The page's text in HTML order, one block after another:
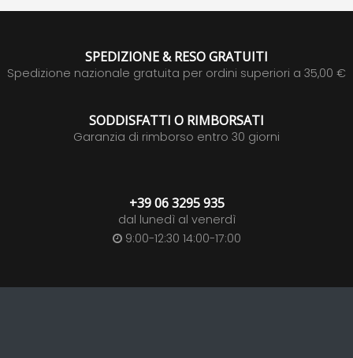
SPEDIZIONE & RESO GRATUITI
Spedizione nazionale gratuita per ordini superiori a 35,00 €
SODDISFATTI O RIMBORSATI
Garanzia di rimborso entro 30 giorni
+39 06 3295 935
dal lunedì al venerdì
9:00-12:30 14:00-17:00